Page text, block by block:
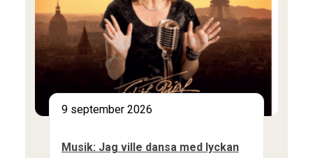
9 september 2026
Musik: Jag ville dansa med lyckan